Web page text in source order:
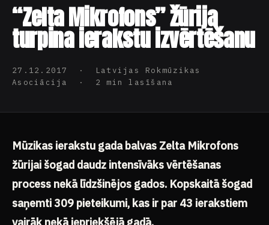
“Zelta Mikrofons” žūrija
turpina ierakstu izvērtēšanu
27.12.2017 · Latvijas Rokmūzikas
Asociācija · 2 min lasīšana
Mūzikas ierakstu gada balvas Zelta Mikrofons
žūrijai šogad daudz intensīvāks vērtēšanas
process nekā līdzšinējos gados. Kopskaitā šogad
saņemti 309 pieteikumi, kas ir par 43 ierakstiem